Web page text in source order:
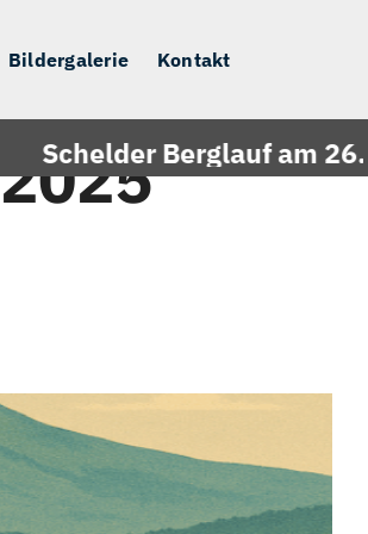
Bildergalerie Kontakt
Berglauf am